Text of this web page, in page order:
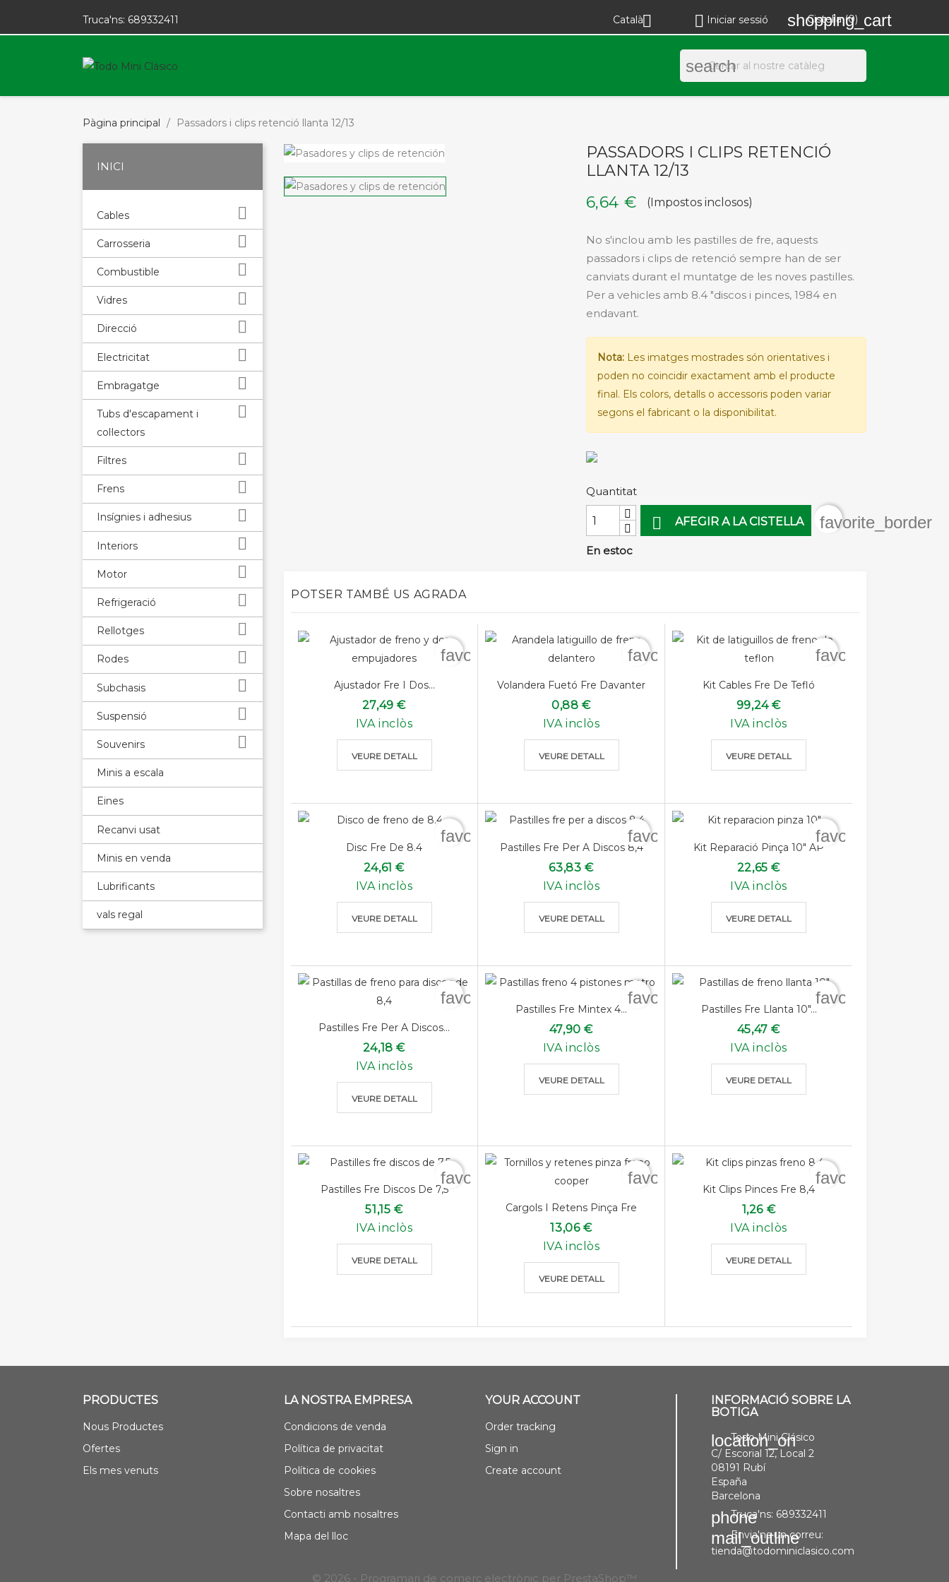
Truca'ns: 689332411 Català  Iniciar sessió shopping_cart
Cistella (0)
search
Pàgina principal Passadors i clips retenció llanta 12/13
INICI
Cables 
Carrosseria 
Combustible 
Vidres 
Direcció 
Electricitat 
Embragatge 
Tubs d'escapament i
col·lectors

Filtres 
Frens 
Insígnies i adhesius 
Interiors 
Motor 
Refrigeració 
Rellotges 
Rodes 
Subchasis 
Suspensió 
Souvenirs 
Minis a escala
Eines
Recanvi usat
Minis en venda
Lubrificants
vals regal
PASSADORS I CLIPS RETENCIÓ
LLANTA 12/13
6,64 €
(Impostos inclosos)
No s'inclou amb les pastilles de fre, aquests
passadors i clips de retenció sempre han de ser
canviats durant el muntatge de les noves pastilles.
Per a vehicles amb 8.4 "discos i pinces, 1984 en
endavant.
Nota:Les imatges mostrades són orientatives i
poden no coincidir exactament amb el producte
final. Els colors, detalls o accessoris poden variar
segons el fabricant o la disponibilitat.
Quantitat
 AFEGIR A LA CISTELLA favorite_border
En estoc
POTSER TAMBÉ US AGRADA
Ajustador Fre I Dos...
27,49 €
IVA inclòs
VEURE DETALL
favorite_border
Volandera Fuetó Fre Davanter
0,88 €
IVA inclòs
VEURE DETALL
favorite_border
Kit Cables Fre De Tefló
99,24 €
IVA inclòs
VEURE DETALL
favorite_border
Disc Fre De 8.4
24,61 €
IVA inclòs
VEURE DETALL
favorite_border
Pastilles Fre Per A Discos 8,4
63,83 €
IVA inclòs
VEURE DETALL
favorite_border
Kit Reparació Pinça 10" AP
22,65 €
IVA inclòs
VEURE DETALL
favorite_border
Pastilles Fre Per A Discos...
24,18 €
IVA inclòs
VEURE DETALL
favorite_border
Pastilles Fre Mintex 4...
47,90 €
IVA inclòs
VEURE DETALL
favorite_border
Pastilles Fre Llanta 10"...
45,47 €
IVA inclòs
VEURE DETALL
favorite_border
Pastilles Fre Discos De 7,5
51,15 €
IVA inclòs
VEURE DETALL
favorite_border
Cargols I Retens Pinça Fre
13,06 €
IVA inclòs
VEURE DETALL
favorite_border
Kit Clips Pinces Fre 8,4
1,26 €
IVA inclòs
VEURE DETALL
favorite_border
PRODUCTES
Nous Productes
Ofertes
Els mes venuts
LA NOSTRA EMPRESA
Condicions de venda
Política de privacitat
Política de cookies
Sobre nosaltres
Contacti amb nosaltres
Mapa del lloc
YOUR ACCOUNT
Order tracking
Sign in
Create account
INFORMACIÓ SOBRE LA
BOTIGA
location_on
Todo Mini Clásico
C/ Escorial 12, Local 2
08191 Rubí
España
Barcelona
phone
Truca'ns: 689332411
mail_outline
Envia'ns un correu:
tienda@todominiclasico.com
© 2026 - Programari de comerç electrònic per PrestaShop™